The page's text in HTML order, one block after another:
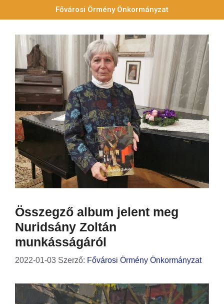
Fővárosi Örmény Önkormányzat
Összegző album jelent meg
Nuridsány Zoltán
munkásságáról
2022-01-03 Szerző: Fővárosi Örmény Önkormányzat